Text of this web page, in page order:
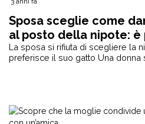
Sposa sceglie come
al posto della nipote: è
La sposa si rifiuta di scegliere la
preferisce il suo gatto Una donna